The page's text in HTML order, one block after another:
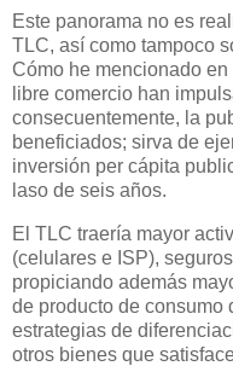
Este panorama no es
TLC, así como tampoco
Cómo he mencionado
libre comercio han
consecuentemente, la
beneficiados; sirva de
inversión per cápita
laso de seis años.
El TLC traería mayor
(celulares e ISP),
propiciando además
de producto de consumo
estrategias de
otros bienes que